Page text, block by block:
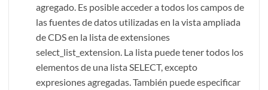
agregado. Es posible acceder a todos los campos de
las fuentes de datos utilizadas en la vista ampliada
de CDS en la lista de extensiones
select_list_extension. La lista puede tener todos los
elementos de una lista SELECT, excepto
expresiones agregadas. También puede especificar